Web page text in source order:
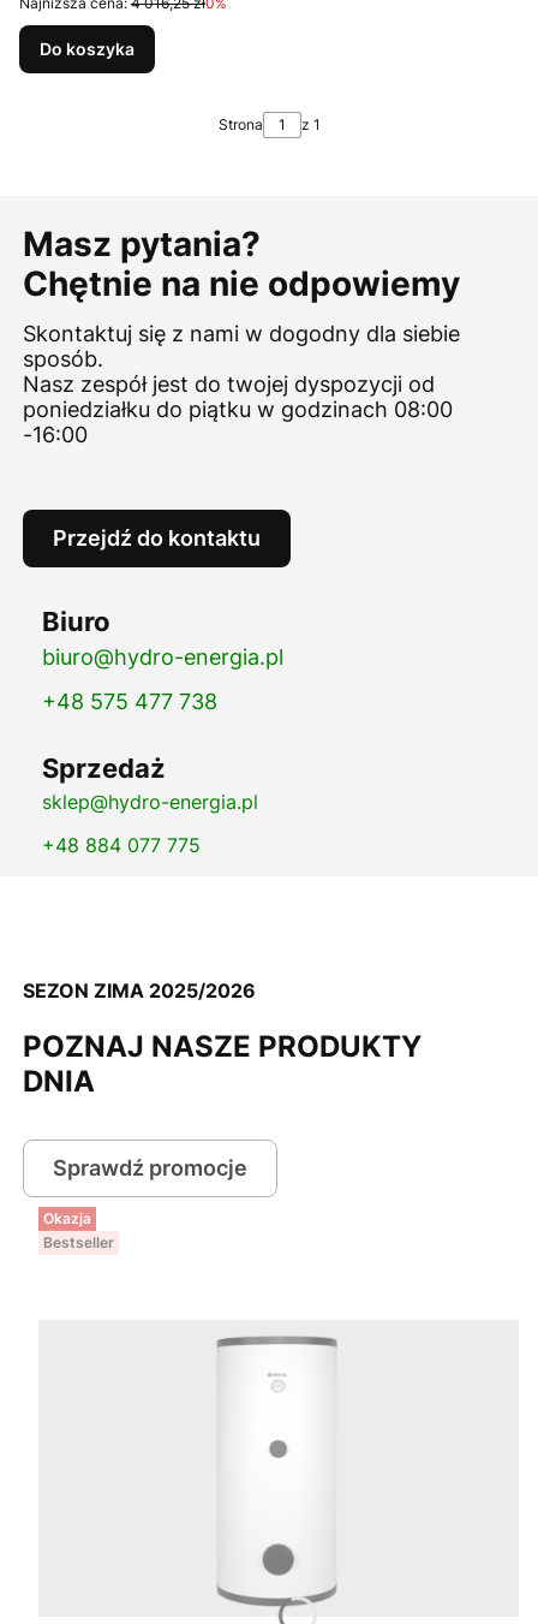
Do koszyka
Strona z 1
Masz pytania?
Chętnie na nie odpowiemy
Skontaktuj się z nami w dogodny dla siebie
sposób.
Nasz zespół jest do twojej dyspozycji od
poniedziałku do piątku w godzinach 08:00
-16:00
Przejdź do kontaktu
Biuro
biuro@hydro-energia.pl
+48 575 477 738
Sprzedaż
sklep@hydro-energia.pl
+48 884 077 775
SEZON ZIMA 2025/2026
POZNAJ NASZE PRODUKTY
DNIA
Sprawdź promocje
Okazja
Bestseller